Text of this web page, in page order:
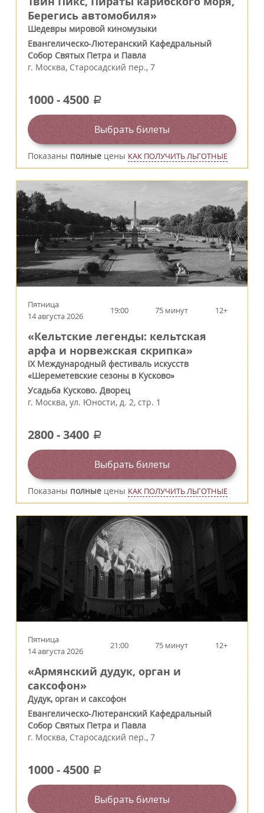
Берегись автомобиля»
Шедевры мировой киномузыки
Евангелическо-Лютеранский Кафедральный
Собор Святых Петра и Павла
г. Москва, Старосадский пер., 7
1000-4500 a
Выбрать билеты
Показаны полные цены КАК ПОЛУЧИТЬ ЛЬГОТНЫЕ
Пятница
14 августа 2026
19:00 75 минут 12+
«Кельтские легенды: кельтская
арфа и норвежская скрипка»
IX Международный фестиваль искусств
«Шереметевские сезоны в Кусково»
Усадьба Кусково. Дворец
г. Москва, ул. Юности, д. 2, стр. 1
2800-3400 a
Выбрать билеты
Показаны полные цены КАК ПОЛУЧИТЬ ЛЬГОТНЫЕ
Пятница
14 августа 2026
21:00 75 минут 12+
«Армянский дудук, орган и
саксофон»
Дудук, орган и саксофон
Евангелическо-Лютеранский Кафедральный
Собор Святых Петра и Павла
г. Москва, Старосадский пер., 7
1000-4500 a
Выбрать билеты